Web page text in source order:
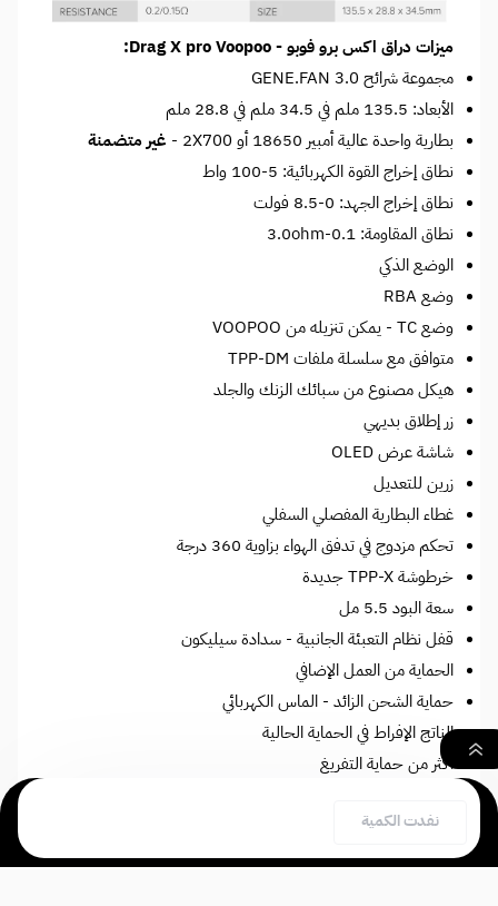
ميزات دراق اكس برو فوبو - Drag X pro Voopoo:
مجموعة شرائح GENE.FAN 3.0
الأبعاد: 135.5 ملم في 34.5 ملم في 28.8 ملم
بطارية واحدة عالية أمبير 18650 أو 2X700 -
غير متضمنة
نطاق إخراج القوة الكهربائية: 5-100 واط
نطاق إخراج الجهد: 0-8.5 فولت
نطاق المقاومة: 0.1-3.0ohm
الوضع الذكي
وضع RBA
وضع TC - يمكن تنزيله من VOOPOO
متوافق مع سلسلة ملفات TPP-DM
هيكل مصنوع من سبائك الزنك والجلد
زر إطلاق بديهي
شاشة عرض OLED
زرين للتعديل
غطاء البطارية المفصلي السفلي
تحكم مزدوج في تدفق الهواء بزاوية 360 درجة
خرطوشة TPP-X جديدة
سعة البود 5.5 مل
قفل نظام التعبئة الجانبية - سدادة سيليكون
الحماية من العمل الإضافي
حماية الشحن الزائد - الماس الكهربائي
الناتج الإفراط في الحماية الحالية
أكثر من حماية التفريغ
حماية عكسية للبطارية
منفذ USB من النوع C
نفدت الكمية